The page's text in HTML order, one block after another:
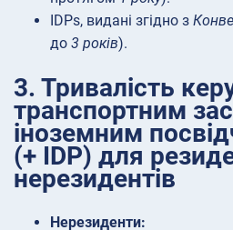
IDPs, видані згідно з
до 3 років).
3. Тривалість
транспортним
іноземним
(+ IDP) для
нерезидентів
Нерезиденти: